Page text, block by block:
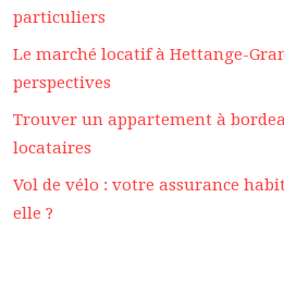
particuliers
Le marché locatif à Hettange-
perspectives
Trouver un appartement à
locataires
Vol de vélo : votre assurance
elle ?